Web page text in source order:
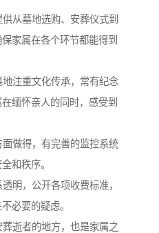
从墓地选购、安葬仪式到
家属在各个环节都能得到
注重文化传承，常有纪念
缅怀亲人的同时，感受到
做得，有完善的监控系统
和秩序。
明，公开各项收费标准，
必要的疑虑。
逝者的地方，也是家属之